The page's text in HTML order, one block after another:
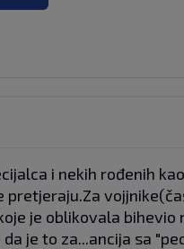
i nekih rođenih
je oblikovala
je to za...ancija sa